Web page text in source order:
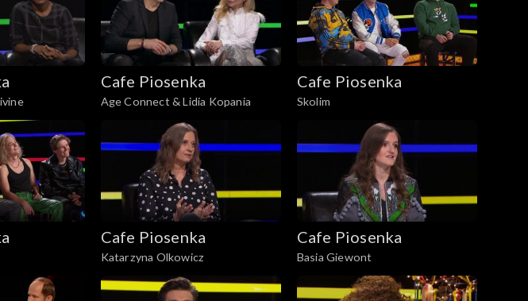
Cafe Piosenka
Age Connect & Lidia Kopania
Cafe Piosenka
Skolim
Cafe Piosenka
Katarzyna Olkowicz
Cafe Piosenka
Basia Giewont